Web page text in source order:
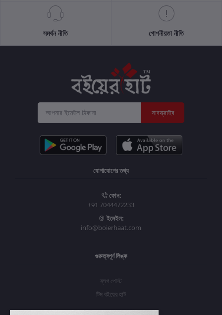
সমর্থন নীতি গোপনীয়তা নীতি
সাবস্ক্রাইব
যোগাযোগের তথ্য
ফোন:
+91 7044472233
ইমেইল:
info@boierhaat.com
গুরুত্বপূর্ণ লিঙ্ক
ব্লগ পোস্ট
টিম বইয়ের হাট